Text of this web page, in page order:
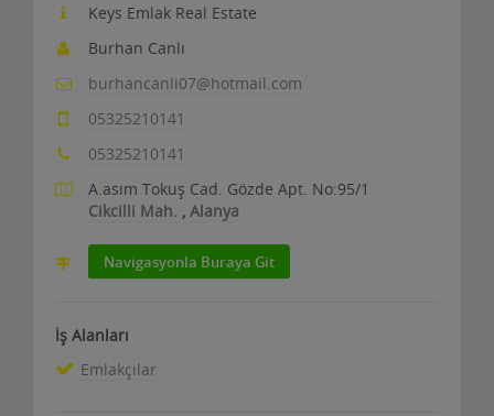
Keys Emlak Real Estate
Burhan Canlı
burhancanli07@hotmail.com
05325210141
05325210141
A.asım Tokuş Cad. Gözde Apt. No:95/1
Cikcilli Mah. , Alanya
Navigasyonla Buraya Git
İş Alanları
Emlakçılar